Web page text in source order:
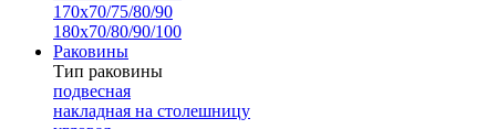
170х70/75/80/90
180х70/80/90/100
Раковины
Тип раковины
подвесная
накладная на столешницу